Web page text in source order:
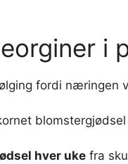
i
fordi næringen
hver uke fra